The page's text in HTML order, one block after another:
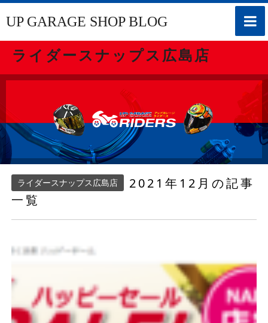
toggle
UP GARAGE SHOP BLOG
ライダースナップス広島店
ライダースナップス広島店
2021年12月の記事
一覧